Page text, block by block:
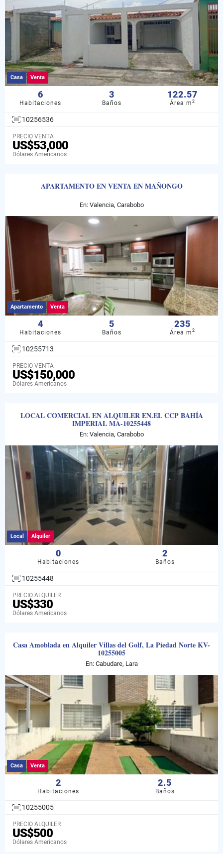
Casa Venta
6
Habitaciones
3
Baños
122.57
Área m2
10256536
PRECIO VENTA
US$53,000
Dólares Americanos
APARTAMENTO EN VENTA EN MAÑONGO
En: Valencia, Carabobo
Apartamento Venta
4
Habitaciones
5
Baños
235
Área m2
10255713
PRECIO VENTA
US$150,000
Dólares Americanos
LOCAL COMERCIAL EN ALQUILER EN.EL CCP BAHÍA
IMPERIAL MA-10255448
En: Valencia, Carabobo
Local Alquiler
0
Habitaciones
2
Baños
10255448
PRECIO ALQUILER
US$330
Dólares Americanos
Casa Amoblada en Alquiler Villas del Golf, La Piedad Norte KV-
10255005
En: Cabudare, Lara
Casa Venta
2
Habitaciones
2.5
Baños
10255005
PRECIO ALQUILER
US$500
Dólares Americanos